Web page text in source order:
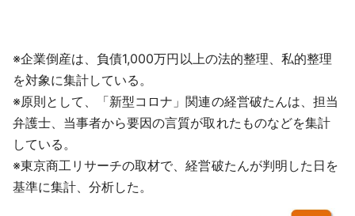
※企業倒産は、負債1,000万円以上の法的整理、私的整理
を対象に集計している。
※原則として、「新型コロナ」関連の経営破たんは、担当
弁護士、当事者から要因の言質が取れたものなどを集計
している。
※東京商工リサーチの取材で、経営破たんが判明した日を
基準に集計、分析した。